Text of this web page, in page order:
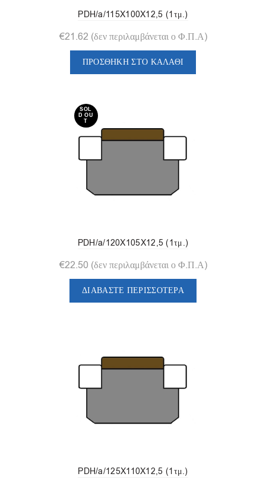
PDH/a/115X100X12,5 (1τμ.)
€21.62 (δεν περιλαμβάνεται ο Φ.Π.Α)
ΠΡΟΣΘΉΚΗ ΣΤΟ ΚΑΛΆΘΙ
SOL
D OU
T
PDH/a/120X105X12,5 (1τμ.)
€22.50 (δεν περιλαμβάνεται ο Φ.Π.Α)
ΔΙΑΒΆΣΤΕ ΠΕΡΙΣΣΌΤΕΡΑ
PDH/a/125X110X12,5 (1τμ.)